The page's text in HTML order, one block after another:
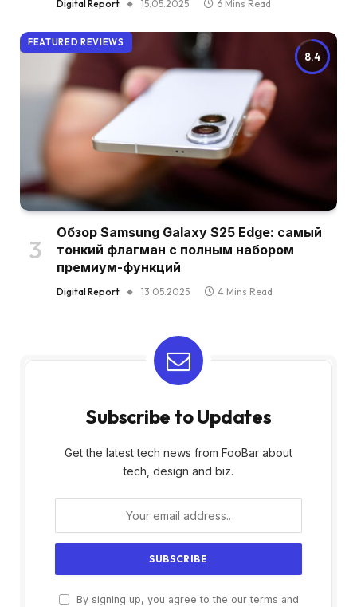
Digital Report 15.05.2025 6 Mins Read
8.4
FEATURED REVIEWS
Обзор Samsung Galaxy S25 Edge: самый
тонкий флагман с полным набором
премиум-функций
Digital Report 13.05.2025 4 Mins Read
Subscribe to Updates
Get the latest tech news from FooBar about
tech, design and biz.
By signing up, you agree to the our terms and